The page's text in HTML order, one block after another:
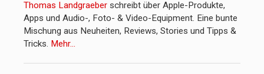
Thomas Landgraeber schreibt über Apple-Produkte,
Apps und Audio-, Foto- & Video-Equipment. Eine bunte
Mischung aus Neuheiten, Reviews, Stories und Tipps &
Tricks. Mehr…